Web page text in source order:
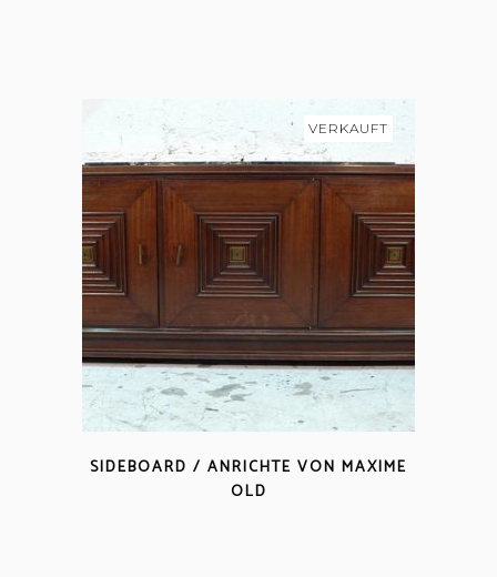
VERKAUFT
SIDEBOARD / ANRICHTE VON MAXIME
OLD